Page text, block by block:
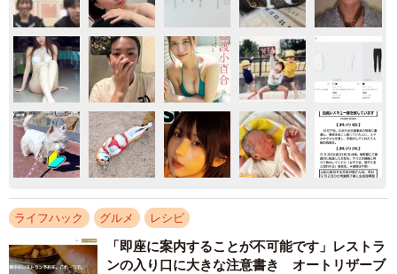
ライフハック グルメ レシピ
「即座に案内することが不可能です」レストラ
ンの入り口に大きな注意書き オートリザーブ